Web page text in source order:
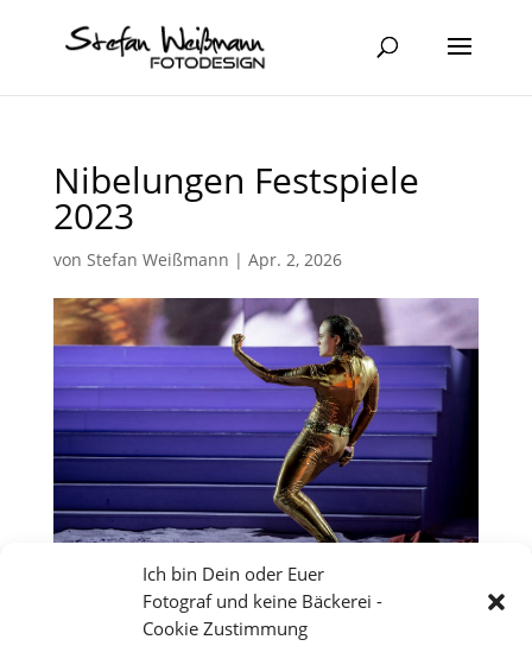
Ich bin Dein oder Euer
Fotograf und keine Bäckerei -
Cookie Zustimmung
Nibelungen Festspiele
2023
von Stefan Weißmann | Apr. 2, 2026